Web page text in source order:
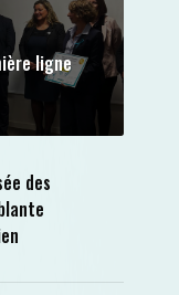
ligne
des